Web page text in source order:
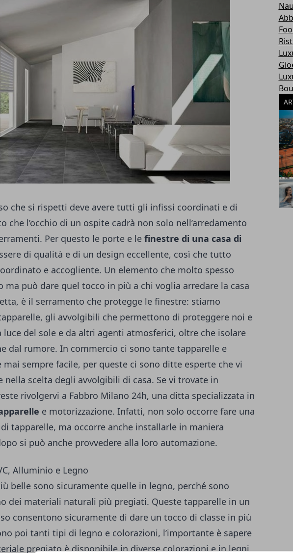
che si rispetti deve avere tutti gli infissi coordinati e di
che l’occhio di un ospite cadrà non solo nell’arredamento
Per questo le porte e le finestre di una casa di
di qualità e di un design eccellente, così che tutto
e accogliente. Un elemento che molto spesso
ma può dare quel tocco in più a chi voglia arredare la casa
è il serramento che protegge le finestre: stiamo
gli avvolgibili che permettono di proteggere noi e
luce del sole e da altri agenti atmosferici, oltre che isolare
dal rumore. In commercio ci sono tante tapparelle e
mai sempre facile, per queste ci sono ditte esperte che vi
nella scelta degli avvolgibili di casa. Se vi trovate in
rivolgervi a Fabbro Milano 24h, una ditta specializzata in
e motorizzazione. Infatti, non solo occorre fare una
tapparelle, ma occorre anche installarle in maniera
si può anche provvedere alla loro automazione.
Alluminio e Legno
belle sono sicuramente quelle in legno, perché sono
dei materiali naturali più pregiati. Queste tapparelle in un
consentono sicuramente di dare un tocco di classe in più
poi tanti tipi di legno e colorazioni, l’importante è sapere
pregiato è disponibile in diverse colorazioni e in legni